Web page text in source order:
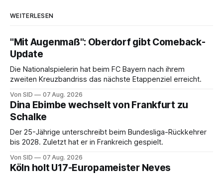
WEITERLESEN
"Mit Augenmaß": Oberdorf gibt Comeback-
Update
Die Nationalspielerin hat beim FC Bayern nach ihrem
zweiten Kreuzbandriss das nächste Etappenziel erreicht.
Von SID 07 Aug. 2026
Dina Ebimbe wechselt von Frankfurt zu
Schalke
Der 25-Jährige unterschreibt beim Bundesliga-Rückkehrer
bis 2028. Zuletzt hat er in Frankreich gespielt.
Von SID 07 Aug. 2026
Köln holt U17-Europameister Neves